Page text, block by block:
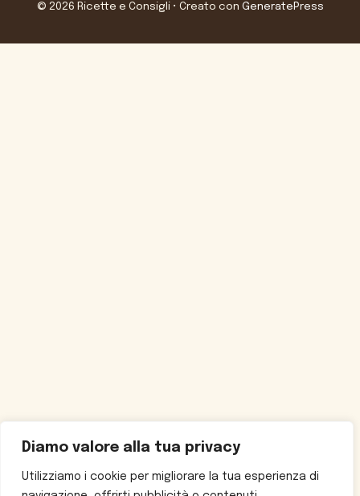
Diamo valore alla tua privacy
Utilizziamo i cookie per migliorare la tua esperienza di
© 2026 Ricette e Consigli • Creato con GeneratePress